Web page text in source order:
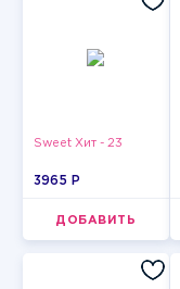
Sweet Хит - 23
3965 P
ДОБАВИТЬ